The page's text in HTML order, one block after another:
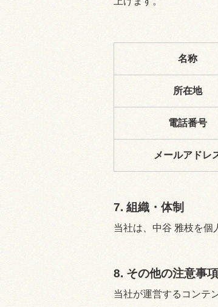
名称
所在地
電話番号
メールアドレ
7. 組織・体制
当社は、中谷 雅枝を個
8. その他の注意事項
当社が運営するコンテ